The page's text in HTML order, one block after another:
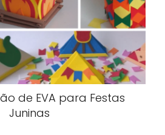
de EVA para Festas
Juninas